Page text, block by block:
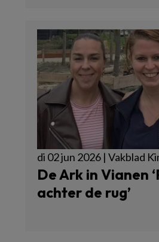
di 02 jun 2026 | Vakblad
De Ark in Vianen
achter de rug’